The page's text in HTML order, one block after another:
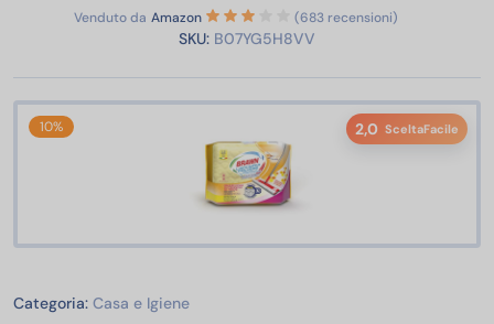
Venduto da Amazon (683 recensioni)
SKU: B07YG5H8VV
10% 2,0 SceltaFacile
Categoria: Casa e IgieneCasa e Igiene